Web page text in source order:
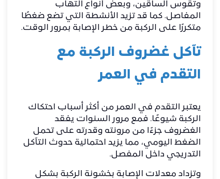
وتقوس الساقين، وبعض أنواع التهاب
المفاصل. كما قد تزيد الأنشطة التي تضع ضغطًا
متكررًا على الركبة من خطر الإصابة بمرور الوقت.
تآكل غضروف الركبة مع
التقدم في العمر
يعتبر التقدم في العمر من أكثر أسباب احتكاك
الركبة شيوعًا. فمع مرور السنوات يفقد
الغضروف جزءًا من مرونته وقدرته على تحمل
الضغط اليومي، مما يزيد احتمالية حدوث التآكل
التدريجي داخل المفصل.
وتزداد معدلات الإصابة بخشونة الركبة بشكل